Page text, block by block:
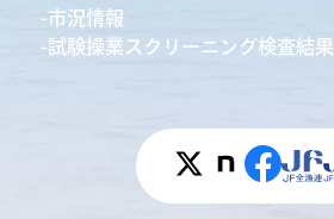
市況情報
試験操業スクリーニング検査結果